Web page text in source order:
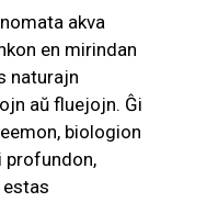
akva
en mirindan
naturajn
aŭ fluejojn. Ĝi
biologion
profundon,
estas